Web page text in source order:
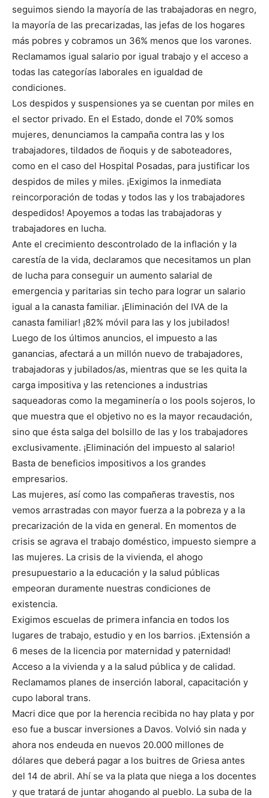
seguimos siendo la mayoría de las trabajadoras en negro,
la mayoría de las precarizadas, las jefas de los hogares
más pobres y cobramos un 36% menos que los varones.
Reclamamos igual salario por igual trabajo y el acceso a
todas las categorías laborales en igualdad de
condiciones.
Los despidos y suspensiones ya se cuentan por miles en
el sector privado. En el Estado, donde el 70% somos
mujeres, denunciamos la campaña contra las y los
trabajadores, tildados de ñoquis y de saboteadores,
como en el caso del Hospital Posadas, para justificar los
despidos de miles y miles. ¡Exigimos la inmediata
reincorporación de todas y todos las y los trabajadores
despedidos! Apoyemos a todas las trabajadoras y
trabajadores en lucha.
Ante el crecimiento descontrolado de la inflación y la
carestía de la vida, declaramos que necesitamos un plan
de lucha para conseguir un aumento salarial de
emergencia y paritarias sin techo para lograr un salario
igual a la canasta familiar. ¡Eliminación del IVA de la
canasta familiar! ¡82% móvil para las y los jubilados!
Luego de los últimos anuncios, el impuesto a las
ganancias, afectará a un millón nuevo de trabajadores,
trabajadoras y jubilados/as, mientras que se les quita la
carga impositiva y las retenciones a industrias
saqueadoras como la megaminería o los pools sojeros, lo
que muestra que el objetivo no es la mayor recaudación,
sino que ésta salga del bolsillo de las y los trabajadores
exclusivamente. ¡Eliminación del impuesto al salario!
Basta de beneficios impositivos a los grandes
empresarios.
Las mujeres, así como las compañeras travestis, nos
vemos arrastradas con mayor fuerza a la pobreza y a la
precarización de la vida en general. En momentos de
crisis se agrava el trabajo doméstico, impuesto siempre a
las mujeres. La crisis de la vivienda, el ahogo
presupuestario a la educación y la salud públicas
empeoran duramente nuestras condiciones de
existencia.
Exigimos escuelas de primera infancia en todos los
lugares de trabajo, estudio y en los barrios. ¡Extensión a
6 meses de la licencia por maternidad y paternidad!
Acceso a la vivienda y a la salud pública y de calidad.
Reclamamos planes de inserción laboral, capacitación y
cupo laboral trans.
Macri dice que por la herencia recibida no hay plata y por
eso fue a buscar inversiones a Davos. Volvió sin nada y
ahora nos endeuda en nuevos 20.000 millones de
dólares que deberá pagar a los buitres de Griesa antes
del 14 de abril. Ahí se va la plata que niega a los docentes
y que tratará de juntar ahogando al pueblo. La suba de la